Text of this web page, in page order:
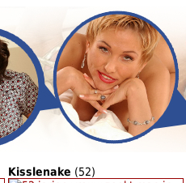
Kisslenake (52)